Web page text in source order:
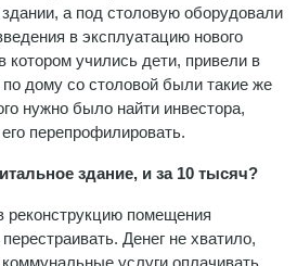
а под столовую оборудовали
в эксплуатацию нового
учились дети, привели в
дому со столовой были такие же
нужно было найти инвестора,
перепрофилировать.
здание, и за 10 тысяч?
помещения
Денег не хватило,
услуги оплачивать